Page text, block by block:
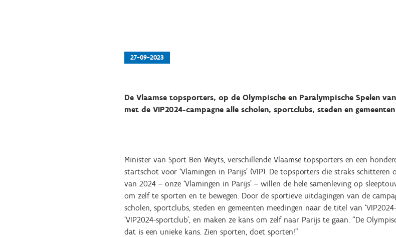
27-09-2023
De Vlaamse topsporters, op de Olympische en Paralympische Spelen
met de VIP2024-campagne alle scholen, sportclubs, steden en
Minister van Sport Ben Weyts, verschillende Vlaamse topsporters en een
startschot voor ‘Vlamingen in Parijs’ (VIP). De topsporters die straks schitteren
van 2024 – onze ‘Vlamingen in Parijs’ – willen de hele samenleving op
om zelf te sporten en te bewegen. Door de sportieve uitdagingen van de
scholen, sportclubs, steden en gemeenten meedingen naar de titel van ‘VIP2024-
'VIP2024-sportclub', en maken ze kans om zelf naar Parijs te gaan. “De
dat is een unieke kans. Zien sporten, doet sporten!”